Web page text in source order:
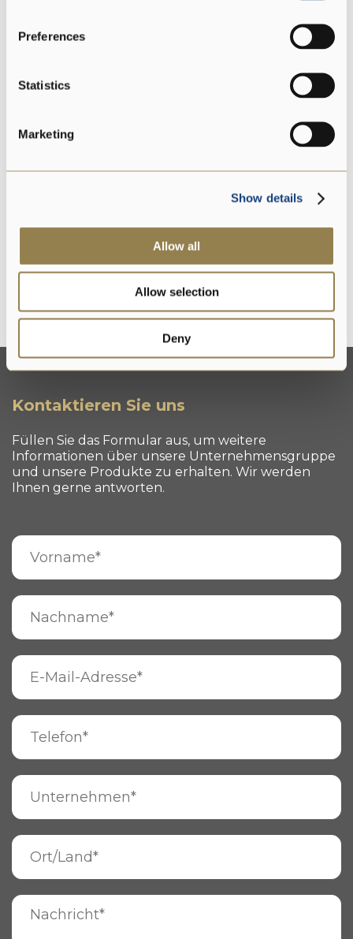
Preferences
Statistics
Marketing
Show details
Allow all
Allow selection
Deny
Ohne Lysozym
Kontaktieren Sie uns
Füllen Sie das Formular aus, um weitere
Informationen über unsere Unternehmensgruppe
und unsere Produkte zu erhalten. Wir werden
Ihnen gerne antworten.